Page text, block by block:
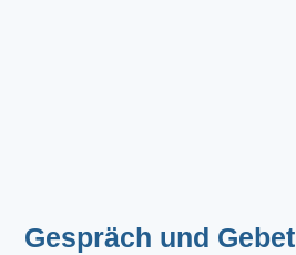
Gespräch und Gebet